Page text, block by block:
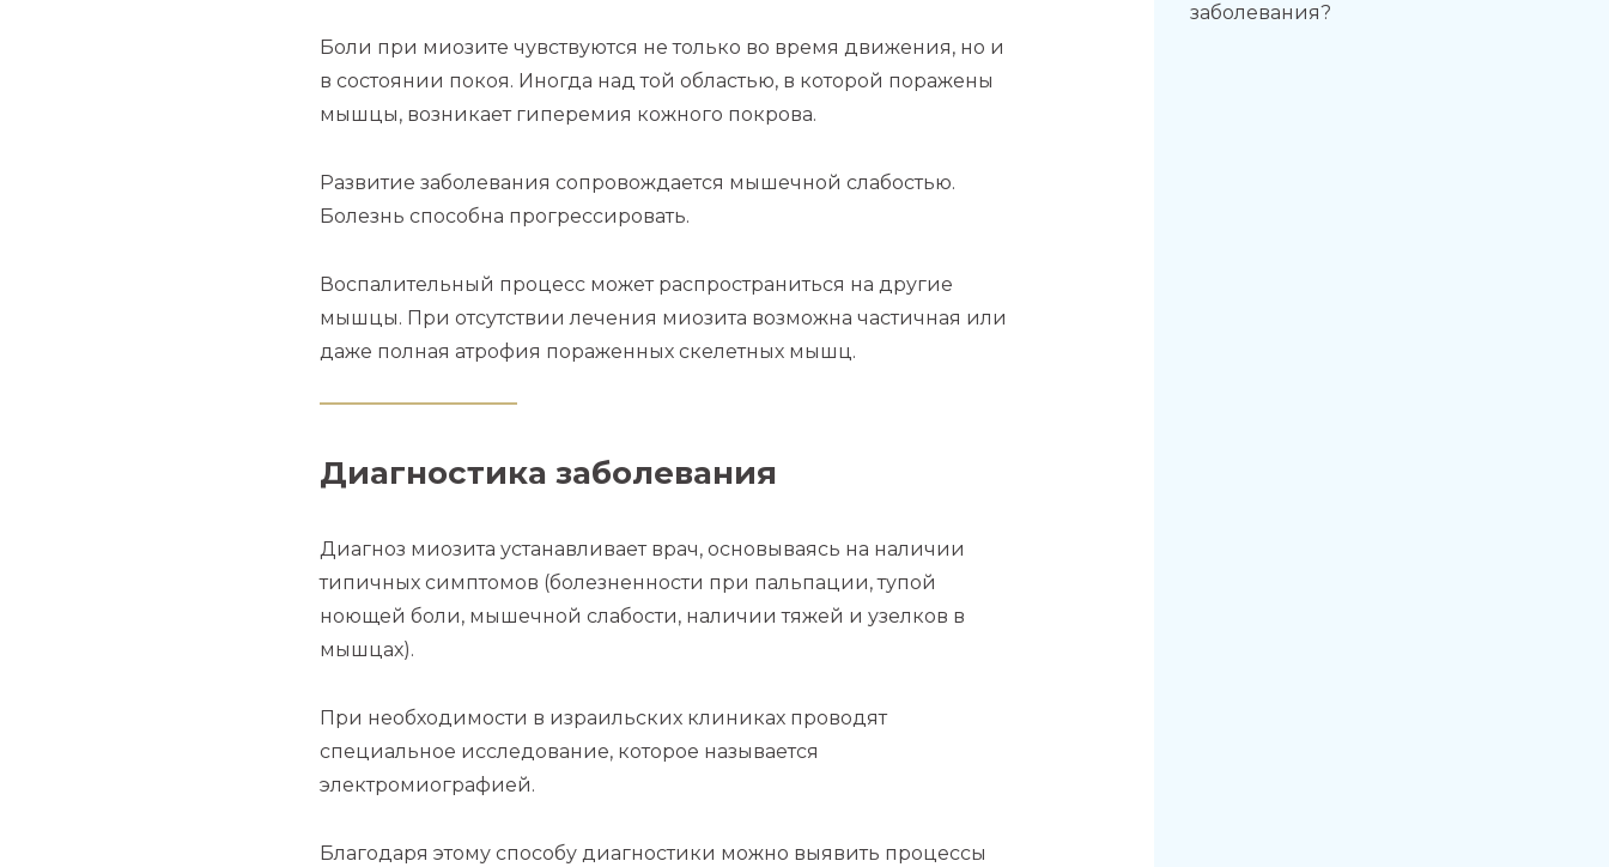
Боли при миозите чувствуются не только во время движения, но и
в состоянии покоя. Иногда над той областью, в которой поражены
мышцы, возникает гиперемия кожного покрова.
Развитие заболевания сопровождается мышечной слабостью.
Болезнь способна прогрессировать.
Воспалительный процесс может распространиться на другие
мышцы. При отсутствии лечения миозита возможна частичная или
даже полная атрофия пораженных скелетных мышц.
Диагностика заболевания
Диагноз миозита устанавливает врач, основываясь на наличии
типичных симптомов (болезненности при пальпации, тупой
ноющей боли, мышечной слабости, наличии тяжей и узелков в
мышцах).
При необходимости в израильских клиниках проводят
специальное исследование, которое называется
электромиографией.
Благодаря этому способу диагностики можно выявить процессы
заболевания?